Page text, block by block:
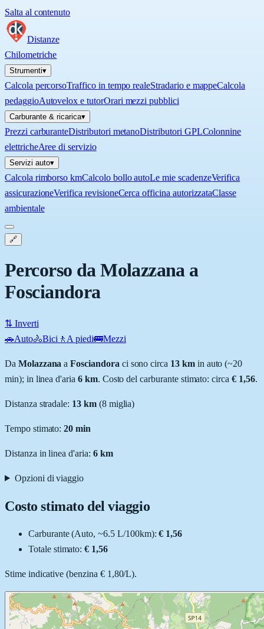
Salta al contenuto
Distanze
Chilometriche
Strumenti▾
Calcola percorsoTraffico in tempo realeStradario e mappeCalcola
pedaggioAutovelox e tutorOrari mezzi pubblici
Carburante & ricarica▾
Prezzi carburanteDistributori metanoDistributori GPLColonnine
elettricheAree di servizio
Servizi auto▾
Calcola rimborso kmCalcolo bollo autoLe mie scadenzeVerifica
assicurazioneVerifica revisioneCerca officina autorizzataClasse
ambientale
🔗
Percorso da Molazzana a
Fosciandora
⇅ Inverti
🚗Auto🚴Bici 🚶 A piedi🚌Mezzi
Da Molazzana aFosciandora ci sono circa 13kmin auto (~20
min); in linea d'aria 6km. Costo del carburante stimato: circa € 1,56.
Distanza stradale: 13 km (8miglia)
Tempo stimato:20 min
Distanza in linea d'aria: 6km
Opzioni di viaggio
Costo stimato del viaggio
Carburante (Auto, ~6.5 L/100km): € 1,56
Totale stimato:€ 1,56
Stime indicative (benzina € 1,80/L).